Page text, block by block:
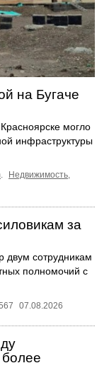
на Бугаче
могло
инфраструктуры
. Недвижимость,
за
двум сотрудникам
полномочий с
07.08.2026